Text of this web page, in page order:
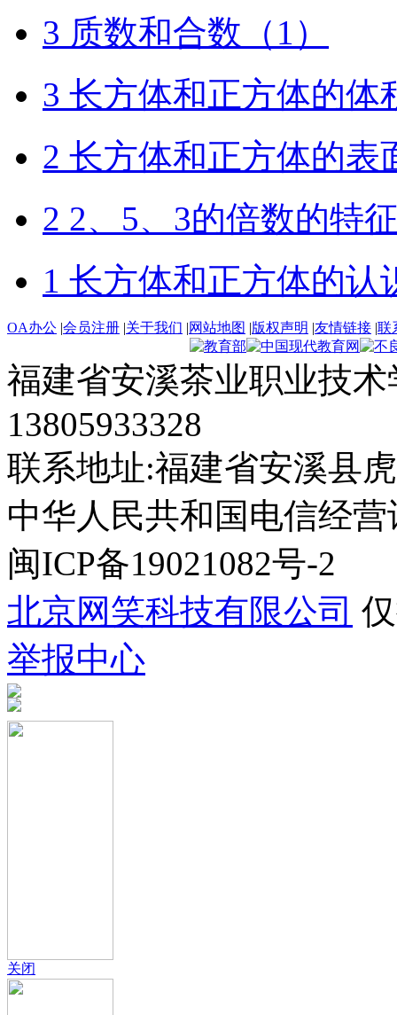
3 质数和合数（1）
3 长方体和正方体的体
2 长方体和正方体的表
2 2、5、3的倍数的特
1 长方体和正方体的认
OA办公 |会员注册 |关于我们 |网站地图 |版权声明 |友情链接 |联
福建省安溪茶业职业技
13805933328
联系地址:福建省安溪县
中华人民共和国电信经营
闽ICP备19021082号-2
北京网笑科技有限公司
举报中心
关闭